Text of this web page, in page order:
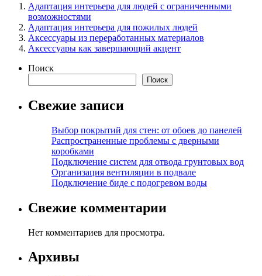
Адаптация интерьера для людей с ограниченными
возможностями
Адаптация интерьера для пожилых людей
Аксессуары из переработанных материалов
Аксессуары как завершающий акцент
Поиск
Поиск
Свежие записи
Выбор покрытий для стен: от обоев до панелей
Распространенные проблемы с дверными
коробками
Подключение систем для отвода грунтовых вод
Организация вентиляции в подвале
Подключение биде с подогревом воды
Свежие комментарии
Нет комментариев для просмотра.
Архивы